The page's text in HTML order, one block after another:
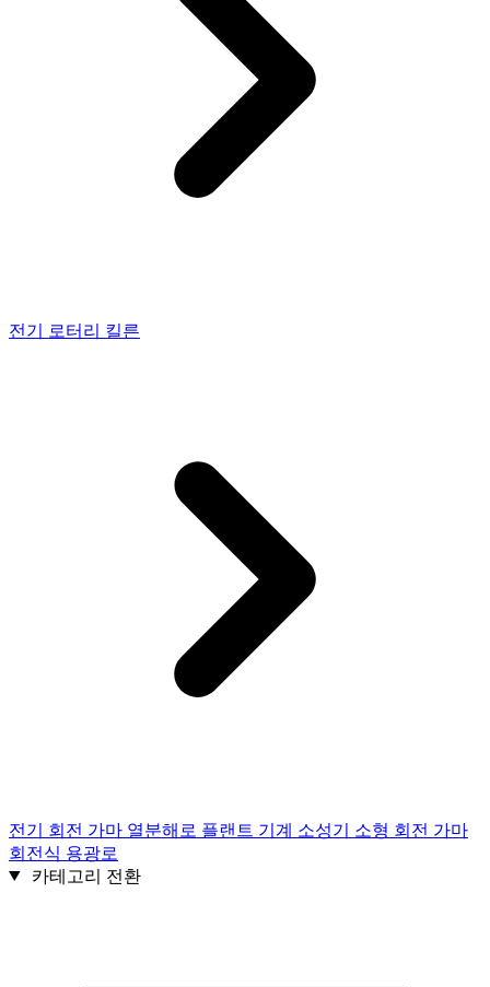
전기 로터리 킬른
전기 회전 가마 열분해로 플랜트 기계 소성기 소형 회전 가마
회전식 용광로
카테고리 전환